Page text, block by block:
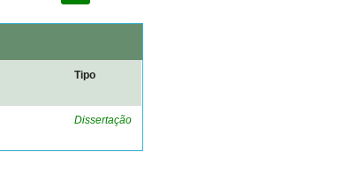
Tipo
Dissertação